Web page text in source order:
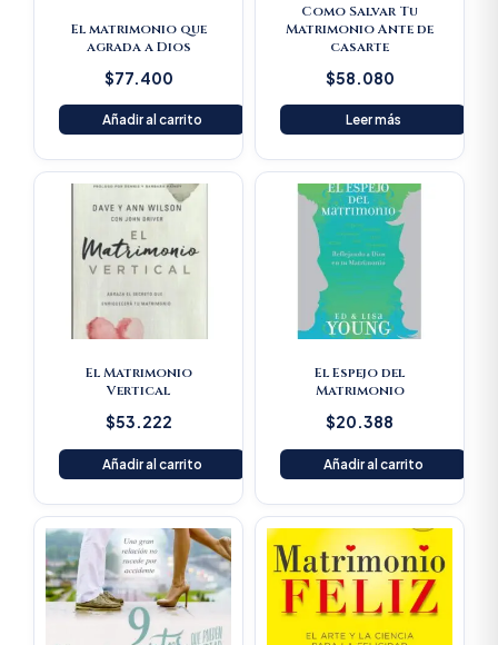
El matrimonio que
agrada a Dios
$77.400
Añadir al carrito
Como Salvar Tu
Matrimonio Ante de
casarte
$58.080
Leer más
El Matrimonio
Vertical
$53.222
Añadir al carrito
El Espejo del
Matrimonio
$20.388
Añadir al carrito